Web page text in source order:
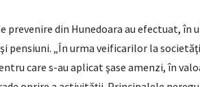
prevenire din Hunedoara au efectuat,
pensiuni. „În urma veificarilor la
care s-au aplicat şase amenzi, în